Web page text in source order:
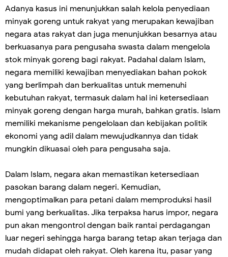
Adanya kasus ini menunjukkan salah kelola penyediaan
minyak goreng untuk rakyat yang merupakan kewajiban
negara atas rakyat dan juga menunjukkan besarnya atau
berkuasanya para pengusaha swasta dalam mengelola
stok minyak goreng bagi rakyat. Padahal dalam Islam,
negara memiliki kewajiban menyediakan bahan pokok
yang berlimpah dan berkualitas untuk memenuhi
kebutuhan rakyat, termasuk dalam hal ini ketersediaan
minyak goreng dengan harga murah, bahkan gratis. Islam
memiliki mekanisme pengelolaan dan kebijakan politik
ekonomi yang adil dalam mewujudkannya dan tidak
mungkin dikuasai oleh para pengusaha saja.
Dalam Islam, negara akan memastikan ketersediaan
pasokan barang dalam negeri. Kemudian,
mengoptimalkan para petani dalam memproduksi hasil
bumi yang berkualitas. Jika terpaksa harus impor, negara
pun akan mengontrol dengan baik rantai perdagangan
luar negeri sehingga harga barang tetap akan terjaga dan
mudah didapat oleh rakyat. Oleh karena itu, pasar yang